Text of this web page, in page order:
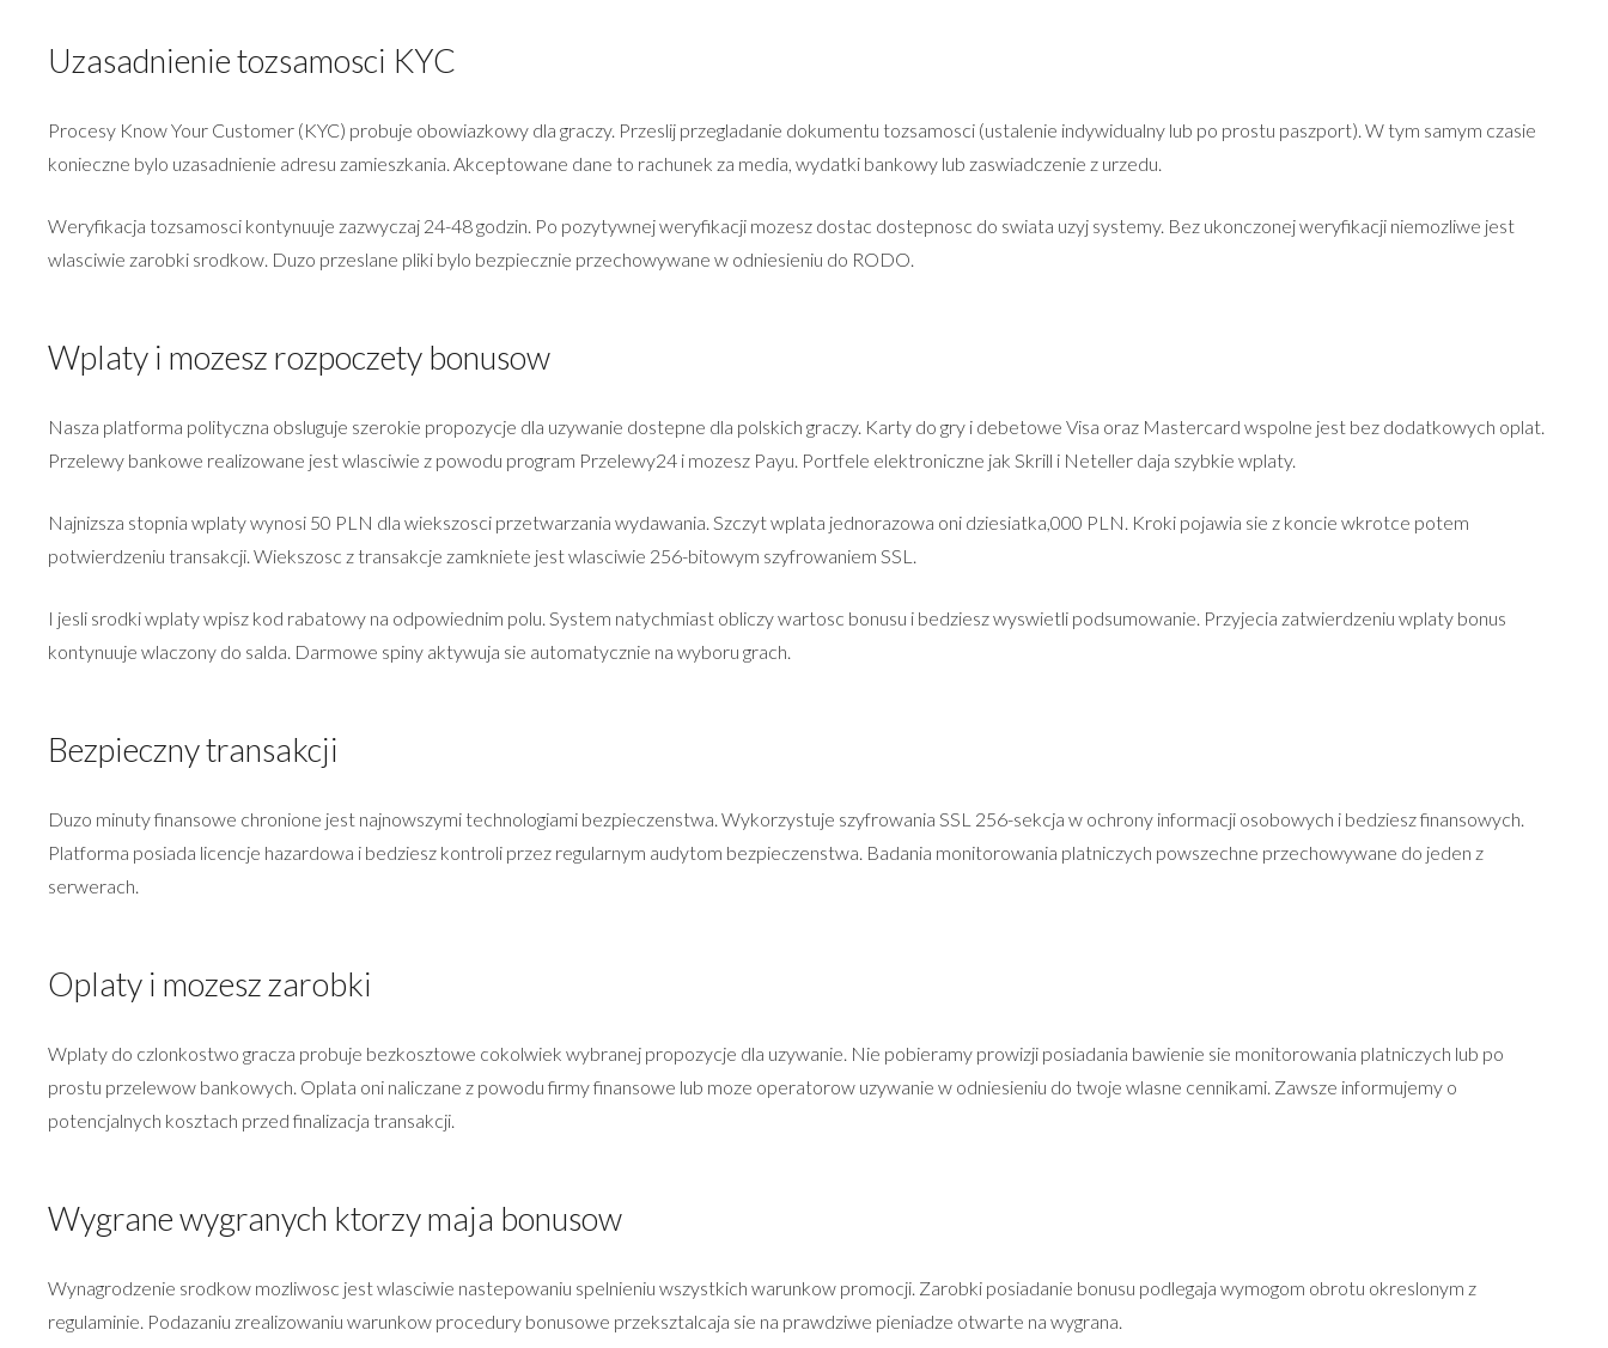
Uzasadnienie tozsamosci KYC
Procesy Know Your Customer (KYC) probuje obowiazkowy dla graczy. Przeslij przegladanie dokumentu tozsamosci (ustalenie indywidualny lub po prostu paszport). W tym samym czasie
konieczne bylo uzasadnienie adresu zamieszkania. Akceptowane dane to rachunek za media, wydatki bankowy lub zaswiadczenie z urzedu.
Weryfikacja tozsamosci kontynuuje zazwyczaj 24-48 godzin. Po pozytywnej weryfikacji mozesz dostac dostepnosc do swiata uzyj systemy. Bez ukonczonej weryfikacji niemozliwe jest
wlasciwie zarobki srodkow. Duzo przeslane pliki bylo bezpiecznie przechowywane w odniesieniu do RODO.
Wplaty i mozesz rozpoczety bonusow
Nasza platforma polityczna obsluguje szerokie propozycje dla uzywanie dostepne dla polskich graczy. Karty do gry i debetowe Visa oraz Mastercard wspolne jest bez dodatkowych oplat.
Przelewy bankowe realizowane jest wlasciwie z powodu program Przelewy24 i mozesz Payu. Portfele elektroniczne jak Skrill i Neteller daja szybkie wplaty.
Najnizsza stopnia wplaty wynosi 50 PLN dla wiekszosci przetwarzania wydawania. Szczyt wplata jednorazowa oni dziesiatka,000 PLN. Kroki pojawia sie z koncie wkrotce potem
potwierdzeniu transakcji. Wiekszosc z transakcje zamkniete jest wlasciwie 256-bitowym szyfrowaniem SSL.
I jesli srodki wplaty wpisz kod rabatowy na odpowiednim polu. System natychmiast obliczy wartosc bonusu i bedziesz wyswietli podsumowanie. Przyjecia zatwierdzeniu wplaty bonus
kontynuuje wlaczony do salda. Darmowe spiny aktywuja sie automatycznie na wyboru grach.
Bezpieczny transakcji
Duzo minuty finansowe chronione jest najnowszymi technologiami bezpieczenstwa. Wykorzystuje szyfrowania SSL 256-sekcja w ochrony informacji osobowych i bedziesz finansowych.
Platforma posiada licencje hazardowa i bedziesz kontroli przez regularnym audytom bezpieczenstwa. Badania monitorowania platniczych powszechne przechowywane do jeden z
serwerach.
Oplaty i mozesz zarobki
Wplaty do czlonkostwo gracza probuje bezkosztowe cokolwiek wybranej propozycje dla uzywanie. Nie pobieramy prowizji posiadania bawienie sie monitorowania platniczych lub po
prostu przelewow bankowych. Oplata oni naliczane z powodu firmy finansowe lub moze operatorow uzywanie w odniesieniu do twoje wlasne cennikami. Zawsze informujemy o
potencjalnych kosztach przed finalizacja transakcji.
Wygrane wygranych ktorzy maja bonusow
Wynagrodzenie srodkow mozliwosc jest wlasciwie nastepowaniu spelnieniu wszystkich warunkow promocji. Zarobki posiadanie bonusu podlegaja wymogom obrotu okreslonym z
regulaminie. Podazaniu zrealizowaniu warunkow procedury bonusowe przeksztalcaja sie na prawdziwe pieniadze otwarte na wygrana.